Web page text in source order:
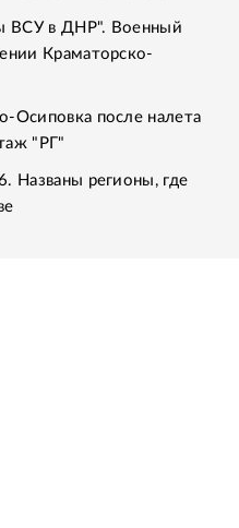
ВСУ в ДНР". Военный
Краматорско-
Осиповка после налета
"РГ"
Названы регионы, где